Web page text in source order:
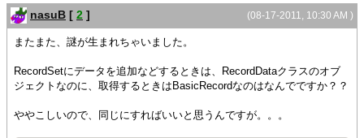
(08-17-2011, 10:30 AM )
nasuB [ 2 ]
またまた、謎が生まれちゃいました。
RecordSetにデータを追加などするときは、RecordDataクラスのオブ
ジェクトなのに、取得するときはBasicRecordなのはなんでですか？？
ややこしいので、同じにすればいいと思うんですが。。。